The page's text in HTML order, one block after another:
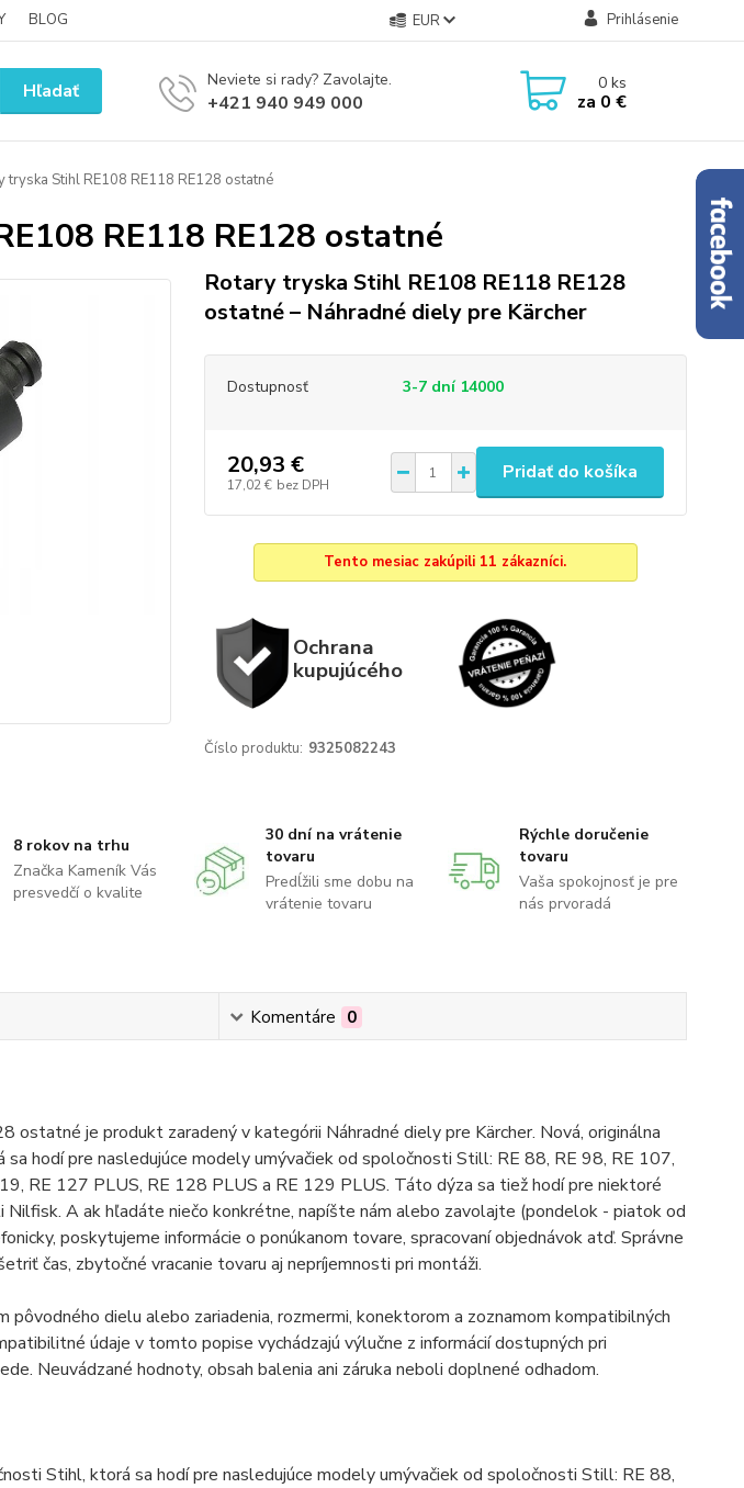
BLOG EUR Prihlásenie
Hľadať Neviete si rady? Zavolajte.
+421 940 949 000
0ks
za 0 €
tryska Stihl RE108 RE118 RE128 ostatné
RE118 RE128 ostatné
Rotary tryska Stihl RE108 RE118 RE128
ostatné – Náhradné diely pre Kärcher
Dostupnosť 3-7 dní 14000
20,93 €
17,02 € bez DPH
Pridať do košíka
Tento mesiac zakúpili 11 zákazníci.
Ochrana
kupujúcého
Číslo produktu: 9325082243
8 rokov na trhu
Značka Kameník Vás
presvedčí o kvalite
30 dní na vrátenie
tovaru
Predĺžili sme dobu na
vrátenie tovaru
Rýchle doručenie
tovaru
Vaša spokojnosť je pre
nás prvoradá
Komentáre 0
je produkt zaradený v kategórii Náhradné diely pre Kärcher. Nová, originálna
hodí pre nasledujúce modely umývačiek od spoločnosti Still: RE 88, RE 98, RE 107,
RE 127 PLUS, RE 128 PLUS a RE 129 PLUS. Táto dýza sa tiež hodí pre niektoré
A ak hľadáte niečo konkrétne, napíšte nám alebo zavolajte (pondelok - piatok od
poskytujeme informácie o ponúkanom tovare, spracovaní objednávok atď. Správne
čas, zbytočné vracanie tovaru aj nepríjemnosti pri montáži.
pôvodného dielu alebo zariadenia, rozmermi, konektorom a zoznamom kompatibilných
údaje v tomto popise vychádzajú výlučne z informácií dostupných pri
Neuvádzané hodnoty, obsah balenia ani záruka neboli doplnené odhadom.
Stihl, ktorá sa hodí pre nasledujúce modely umývačiek od spoločnosti Still: RE 88,